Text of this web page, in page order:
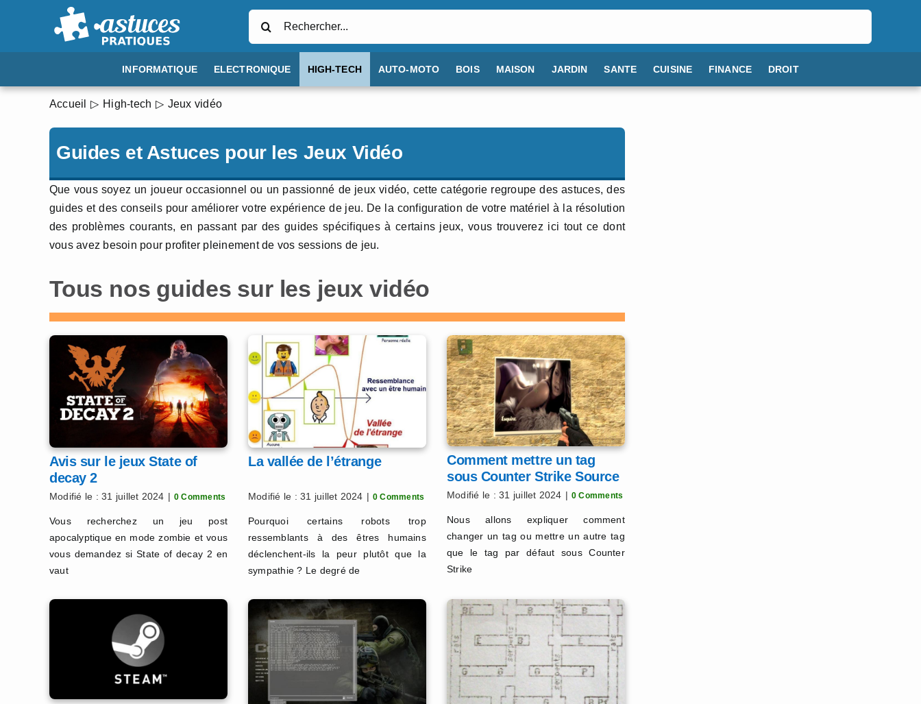
INFORMATIQUE ELECTRONIQUE HIGH-TECH AUTO-MOTO BOIS MAISON JARDIN SANTE CUISINE FINANCE DROIT
Accueil High-tech Jeux vidéo
Guides et Astuces pour les Jeux Vidéo
Que vous soyez un joueur occasionnel ou un passionné de jeux vidéo, cette catégorie regroupe des astuces, des
guides et des conseils pour améliorer votre expérience de jeu. De la configuration de votre matériel à la résolution
des problèmes courants, en passant par des guides spécifiques à certains jeux, vous trouverez ici tout ce dont
vous avez besoin pour profiter pleinement de vos sessions de jeu.
Tous nos guides sur les jeux vidéo
Avis sur le jeux State of
decay 2
Modifié le : 31 juillet 2024 | 0 Comments
Vous recherchez un jeu post
apocalyptique en mode zombie et vous
vous demandez si State of decay 2 en
vaut
La vallée de l’étrange
Modifié le : 31 juillet 2024 | 0 Comments
Pourquoi certains robots trop
ressemblants à des êtres humains
déclenchent-ils la peur plutôt que la
sympathie ? Le degré de
Comment mettre un tag
sous Counter Strike Source
Modifié le : 31 juillet 2024 | 0 Comments
Nous allons expliquer comment
changer un tag ou mettre un autre tag
que le tag par défaut sous Counter
Strike